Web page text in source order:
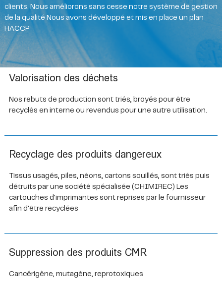
clients. Nous améliorons sans cesse notre système de gestion
de la qualité Nous avons développé et mis en place un plan
HACCP
Valorisation des déchets
Nos rebuts de production sont triés, broyés pour être
recyclés en interne ou revendus pour une autre utilisation.
Recyclage des produits dangereux
Tissus usagés, piles, néons, cartons souillés, sont triés puis
détruits par une société spécialisée (CHIMIREC) Les
cartouches d’imprimantes sont reprises par le fournisseur
afin d’être recyclées
Suppression des produits CMR
Cancérigène, mutagène, reprotoxiques